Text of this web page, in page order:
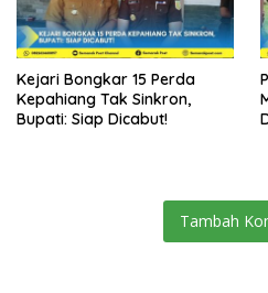
Kejari Bongkar 15 Perda
Kepahiang Tak Sinkron,
Bupati: Siap Dicabut!
Tambah